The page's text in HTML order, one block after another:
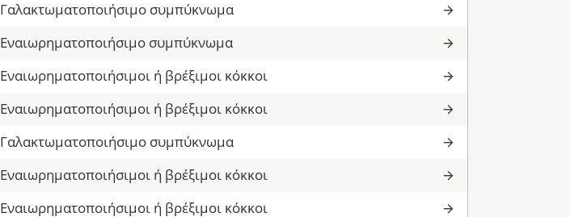
Γαλακτωματοποιήσιμο συμπύκνωμα
Εναιωρηματοποιήσιμο συμπύκνωμα
Εναιωρηματοποιήσιμοι ή βρέξιμοι κόκκοι
Εναιωρηματοποιήσιμοι ή βρέξιμοι κόκκοι
Γαλακτωματοποιήσιμο συμπύκνωμα
Εναιωρηματοποιήσιμοι ή βρέξιμοι κόκκοι
Εναιωρηματοποιήσιμοι ή βρέξιμοι κόκκοι